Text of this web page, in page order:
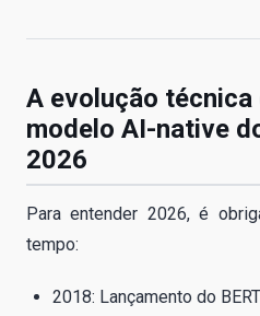
A evolução técnica
modelo AI-native
2026
Para entender 2026, é
tempo:
2018: Lançamento do